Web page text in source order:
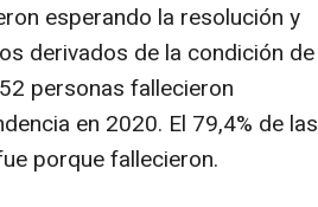
esperando la resolución y
derivados de la condición de
personas fallecieron
en 2020. El 79,4% de las
porque fallecieron.